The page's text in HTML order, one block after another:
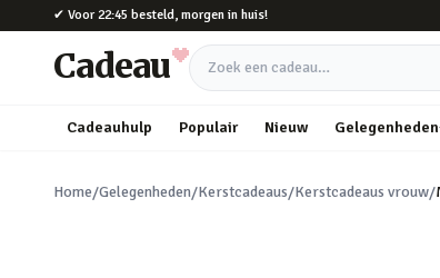
Naar hoofdinhoud
✔ Voor 22:45 besteld, morgen in huis!
Cadeau Zoek een cadeau
Cadeauhulp Populair Nieuw Gelegenheden
Home/Gelegenheden/Kerstcadeaus/Kerstcadeaus vrouw/